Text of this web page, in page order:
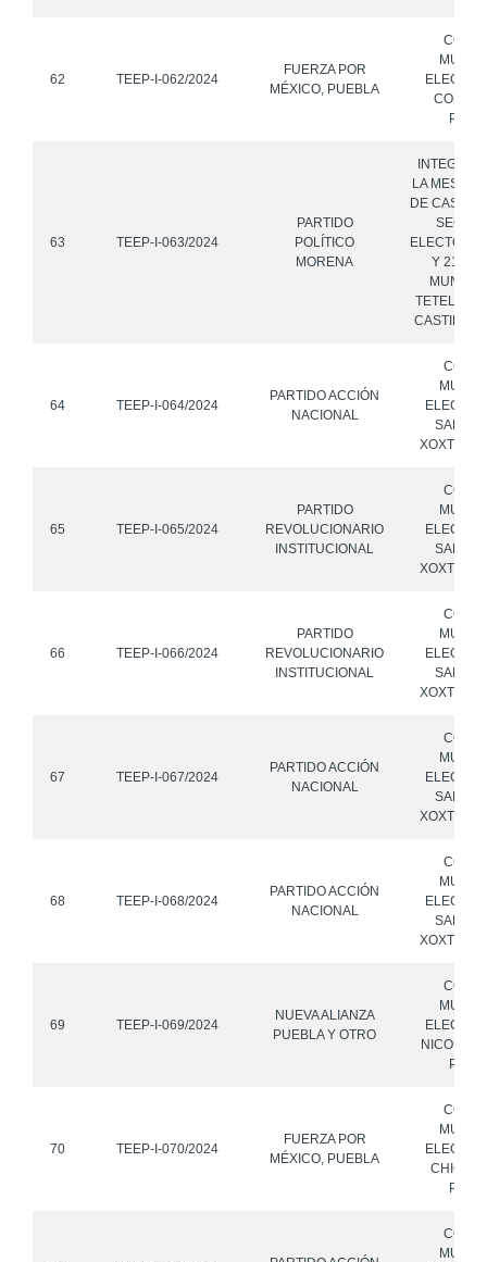
62 TEEP-I-062/2024
FUERZA POR
MÉXICO, PUEBLA
63 TEEP-I-063/2024
PARTIDO
POLÍTICO
MORENA
LA MESA
DE
Y 2133,
TETELES
CASTILLO,
64 TEEP-I-064/2024
PARTIDO ACCIÓN
NACIONAL
SAN
XOXTLA,
65 TEEP-I-065/2024
PARTIDO
REVOLUCIONARIO
INSTITUCIONAL
SAN
XOXTLA,
66 TEEP-I-066/2024
PARTIDO
REVOLUCIONARIO
INSTITUCIONAL
SAN
XOXTLA,
67 TEEP-I-067/2024
PARTIDO ACCIÓN
NACIONAL
SAN
XOXTLA,
68 TEEP-I-068/2024
PARTIDO ACCIÓN
NACIONAL
SAN
XOXTLA,
69 TEEP-I-069/2024
NUEVA ALIANZA
PUEBLA Y OTRO
NICOLÁS
70 TEEP-I-070/2024
FUERZA POR
MÉXICO, PUEBLA